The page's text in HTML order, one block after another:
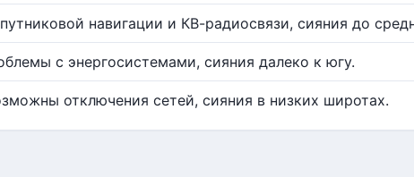
навигации и КВ-радиосвязи, сияния до
с энергосистемами, сияния далеко к югу.
отключения сетей, сияния в низких широтах.